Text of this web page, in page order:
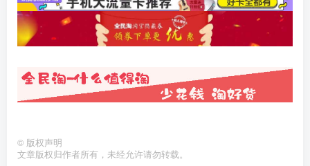
© 版权声明
文章版权归作者所有，未经允许请勿转载。